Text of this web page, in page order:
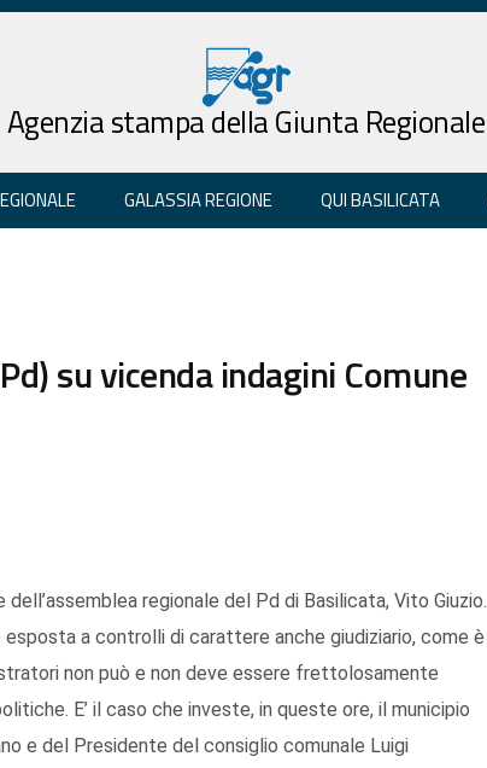
Agenzia stampa della Giunta Regionale
GALASSIA REGIONE QUI BASILICATA
su vicenda indagini Comune
regionale del Pd di Basilicata, Vito Giuzio.
a controlli di carattere anche giudiziario, come è
non può e non deve essere frettolosamente
E’ il caso che investe, in queste ore, il municipio
e del Presidente del consiglio comunale Luigi